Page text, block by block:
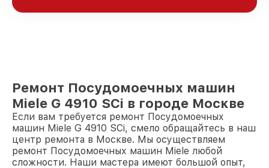
Ремонт Посудомоечных машин
Miele G 4910 SCi в городе Москве
Если вам требуется ремонт Посудомоечных
машин Miele G 4910 SCi, смело обращайтесь в наш
центр ремонта в Москве. Мы осуществляем
ремонт Посудомоечных машин Miele любой
сложности. Наши мастера имеют большой опыт,